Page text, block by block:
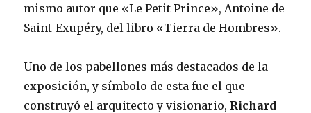
mismo autor que «Le Petit Prince», Antoine de
Saint-Exupéry, del libro «Tierra de Hombres».
Uno de los pabellones más destacados de la
exposición, y símbolo de esta fue el que
construyó el arquitecto y visionario, Richard